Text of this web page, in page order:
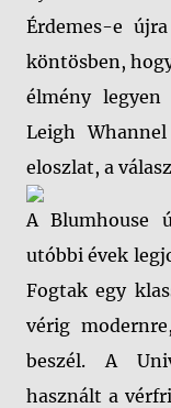
Érdemes-e
köntösben,
élmény
Leigh
eloszlat, a
A Blumhouse
utóbbi évek
Fogtak egy
vérig
beszél. A
használt a